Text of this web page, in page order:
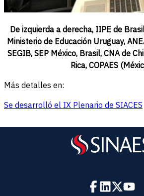
De izquierda a derecha, IIPE de
Ministerio de Educación Uruguay,
SEGIB, SEP México, Brasil, CNA de
Rica, COPAES
Más detalles en:
Se desarrolló el IX Plenario de SIACES